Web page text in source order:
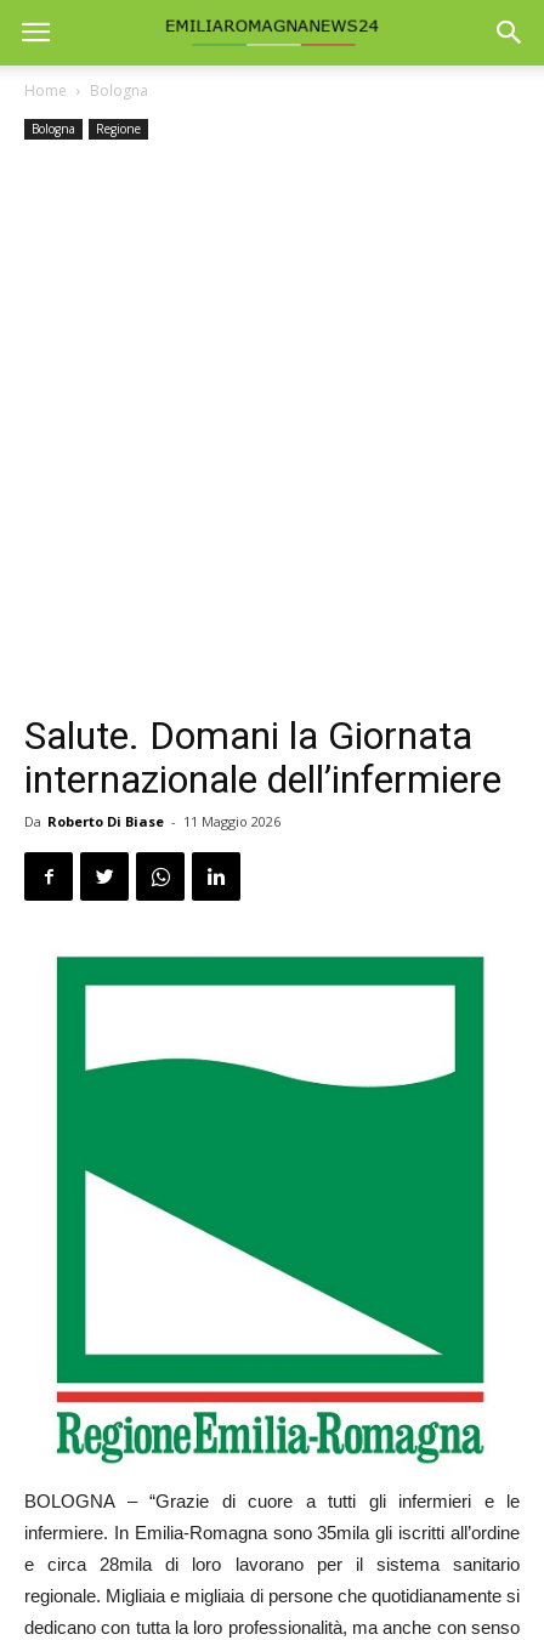
Home Bologna
Bologna Regione
Salute. Domani la Giornata
internazionale dell’infermiere
Da Roberto Di Biase - 11 Maggio 2026
BOLOGNA – “Grazie di cuore a tutti gli infermieri e le
infermiere. In Emilia-Romagna sono 35mila gli iscritti all’ordine
e circa 28mila di loro lavorano per il sistema sanitario
regionale. Migliaia e migliaia di persone che quotidianamente si
dedicano con tutta la loro professionalità, ma anche con senso